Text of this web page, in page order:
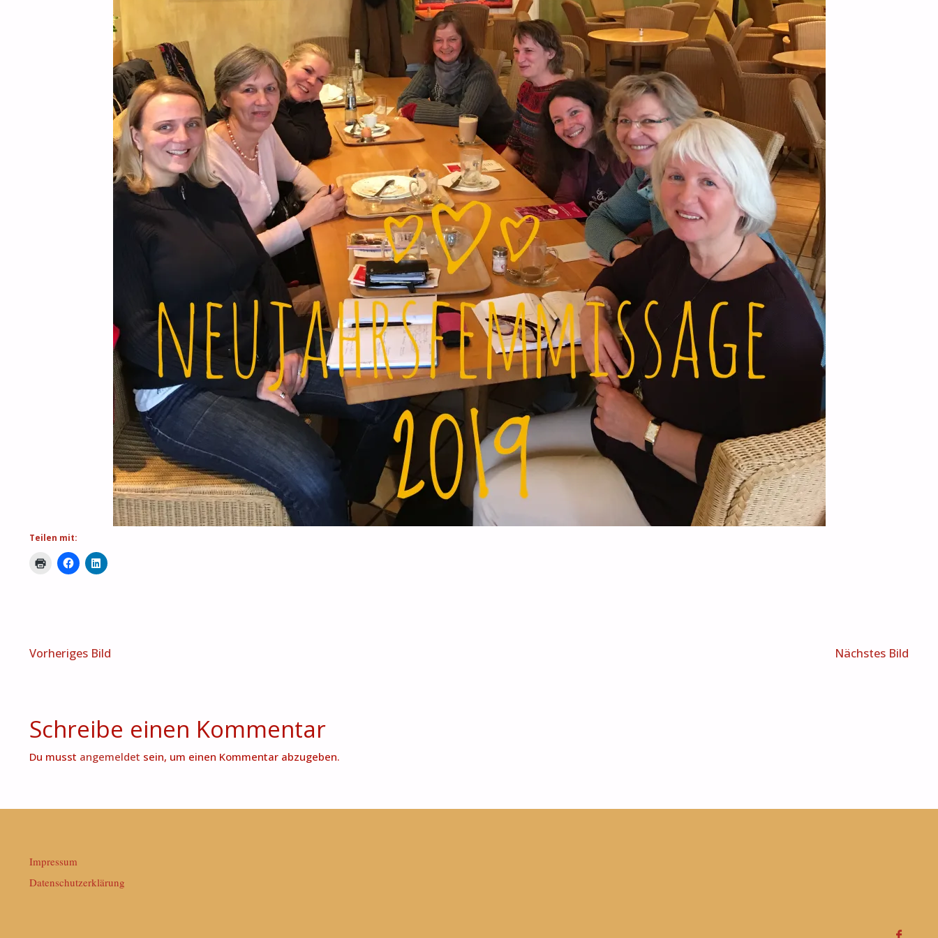
Teilen mit:
Vorheriges Bild Nächstes Bild
Schreibe einen Kommentar
Du musst angemeldet sein, um einen Kommentar abzugeben.
Impressum
Datenschutzerklärung